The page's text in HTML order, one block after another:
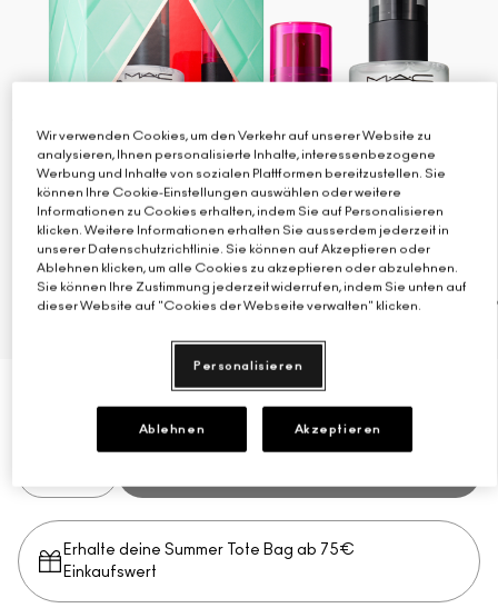
Verstehe deinen M·A·C Foundation-Shade
Mini-M·A·C
ALLE PINSEL KAUFEN
€37.00
Erhalte deine Summer Tote Bag ab 75€
Einkaufswert​
Wir verwenden Cookies, um den Verkehr auf unserer Website zu
analysieren, Ihnen personalisierte Inhalte, interessenbezogene
Werbung und Inhalte von sozialen Plattformen bereitzustellen. Sie
können Ihre Cookie-Einstellungen auswählen oder weitere
Informationen zu Cookies erhalten, indem Sie auf Personalisieren
klicken. Weitere Informationen erhalten Sie ausserdem jederzeit in
unserer Datenschutzrichtlinie. Sie können auf Akzeptieren oder
Ablehnen klicken, um alle Cookies zu akzeptieren oder abzulehnen.
Sie können Ihre Zustimmung jederzeit widerrufen, indem Sie unten auf
dieser Website auf "Cookies der Webseite verwalten" klicken.
Personalisieren
Ablehnen Akzeptieren